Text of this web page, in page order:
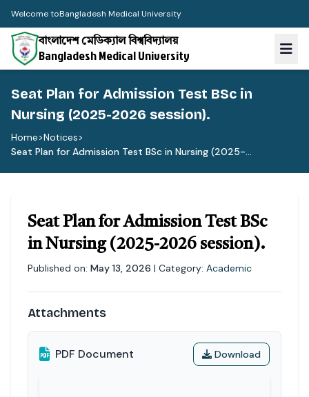
Welcome toBangladesh Medical University
বাংলাদেশ মেডিক্যাল বিশ্ববিদ্যালয়
Bangladesh Medical University
Seat Plan for Admission Test BSc in
Nursing (2025-2026 session).
Home>Notices>
Seat Plan for Admission Test BSc in Nursing (2025-...
Seat Plan for Admission Test BSc
in Nursing (2025-2026 session).
Published on: May 13, 2026 | Category: Academic
Attachments
PDF Document Download